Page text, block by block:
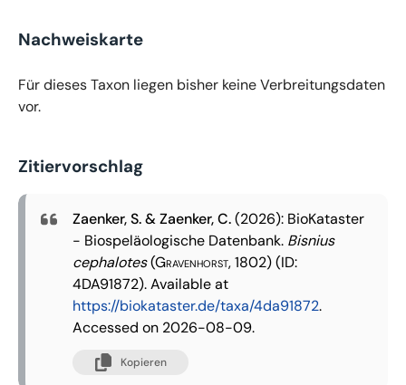
Nachweiskarte
Für dieses Taxon liegen bisher keine Verbreitungsdaten
vor.
Zitiervorschlag
Zaenker, S. & Zaenker, C.(2026): BioKataster
- Biospeläologische Datenbank. Bisnius
cephalotes(Gravenhorst, 1802)(ID:
4DA91872). Available at
https://biokataster.de/taxa/4da91872.
Accessed on 2026-08-09.
Kopieren